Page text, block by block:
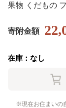
果物 くだもの
寄附金額
在庫：なし
現在お住まいの